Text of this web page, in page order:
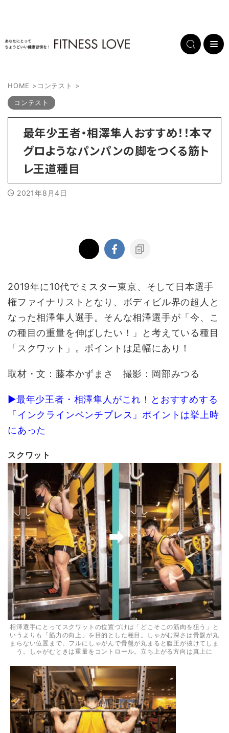
HOME > コンテスト >
コンテスト
最年少王者・相澤隼人おすすめ！！本マ
グロようなパンパンの脚をつくる筋ト
レ王道種目
2021年8月4日
2019年に10代でミスター東京、そして日本選手
権ファイナリストとなり、ボディビル界の超人と
なった相澤隼人選手。そんな相澤選手が「今、こ
の種目の重量を伸ばしたい！」と考えている種目
「スクワット」。ポイントは足幅にあり！
取材・文：藤本かずまさ 撮影：岡部みつる
▶最年少王者・相澤隼人がこれ！とおすすめする
「インクラインベンチプレス」ポイントは挙上時
にあった
スクワット
相澤選手にとってスクワットの位置づけは「どこそこの筋肉を狙う」と
いうよりも「筋力の向上」を目的とした種目。しゃがむ深さは骨盤が丸
まらない位置まで。フルにしゃがんで骨盤が丸まると腹圧が抜けてしま
う。しゃがむときは重量をコントロール。立ち上がる方向は真上に